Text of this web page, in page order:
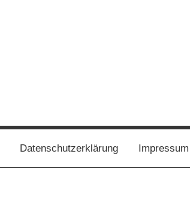
Datenschutzerklärung Impressum